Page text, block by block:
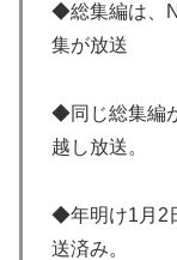
◆総集編は、
集が放送
◆同じ総集編
越し放送。
◆年明け1月2
送済み。